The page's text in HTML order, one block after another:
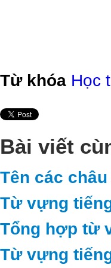
Từ khóa Học
Bài viết
Tên các
Từ vựng
Tổng hợp từ
Từ vựng